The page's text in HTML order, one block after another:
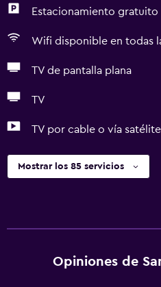
Estacionamiento gratuito
Wifi disponible en todas
TV de pantalla plana
TV
TV por cable o vía satélite
Mostrar los 85 servicios
Opiniones de